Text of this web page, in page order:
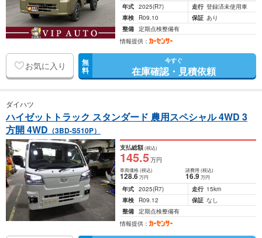
年式 2025(R7) 走行 登録済未使用車
車検
R09.10 保証 あり
整備 定期点検整備有
情報提供：
お気に入り 無
料
今すぐ
在庫確認・見積依頼
ダイハツ
ハイゼットトラック スタンダード 農用スペシャル 4WD 3
方開 4WD （3BD-S510P）
支払総額(税込)
145.5万円
車両価格(税込)
128.6万円
諸費用 (税込)
16.9 万円
年式 2025(R7) 走行 15km
車検
R09.12 保証 なし
整備 定期点検整備有
情報提供：